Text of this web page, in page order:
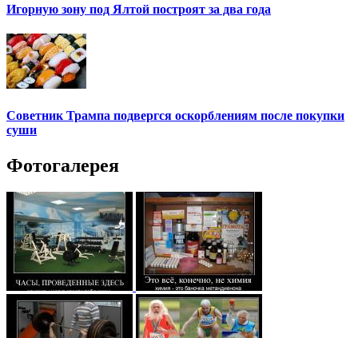
Игорную зону под Ялтой построят за два года
Советник Трампа подвергся оскорблениям после покупки
суши
Фотогалерея